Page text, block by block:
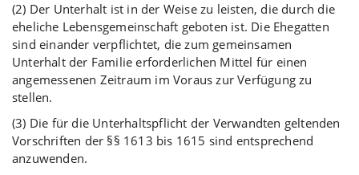
(2) Der Unterhalt ist in der Weise zu leisten, die durch die
eheliche Lebensgemeinschaft geboten ist. Die Ehegatten
sind einander verpflichtet, die zum gemeinsamen
Unterhalt der Familie erforderlichen Mittel für einen
angemessenen Zeitraum im Voraus zur Verfügung zu
stellen.
(3) Die für die Unterhaltspflicht der Verwandten geltenden
Vorschriften der §§ 1613 bis 1615 sind entsprechend
anzuwenden.